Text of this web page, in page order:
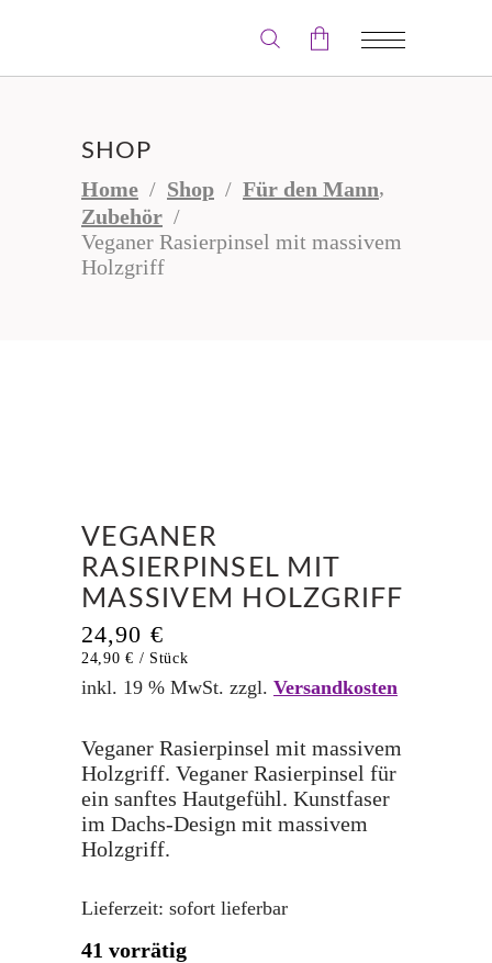
SHOP
Home / Shop / Für den Mann,
Zubehör /
Veganer Rasierpinsel mit massivem
Holzgriff
VEGANER
RASIERPINSEL MIT
MASSIVEM HOLZGRIFF
24,90 €
24,90€ / Stück
inkl. 19 % MwSt. zzgl. Versandkosten
Veganer Rasierpinsel mit massivem
Holzgriff. Veganer Rasierpinsel für
ein sanftes Hautgefühl. Kunstfaser
im Dachs-Design mit massivem
Holzgriff.
Lieferzeit: sofort lieferbar
41 vorrätig